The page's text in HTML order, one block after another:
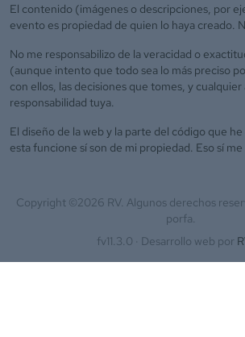
El contenido (imágenes o descripciones, por
evento es propiedad de quien lo haya creado.
No me responsabilizo de la veracidad o
(aunque intento que todo sea lo más preciso
con ellos, las decisiones que tomes, y
responsabilidad tuya.
El diseño de la web y la parte del código que
esta funcione sí son de mi propiedad. Eso sí
Copyright ©2026 RV. Algunos derechos
porfa.
fv11.3.0 · Desarrollo web por